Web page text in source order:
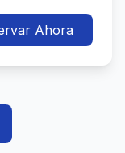
Ahora